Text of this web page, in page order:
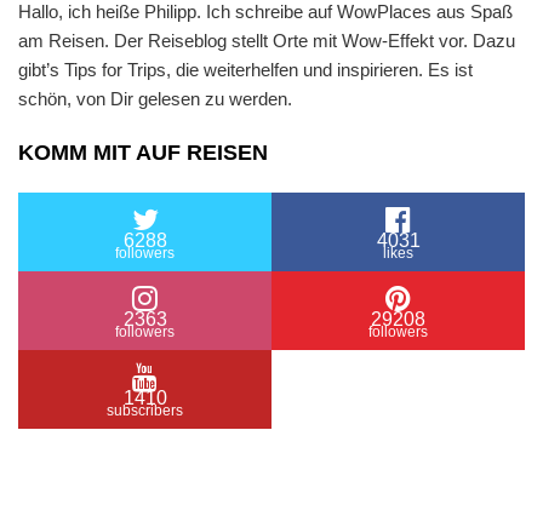
Hallo, ich heiße Philipp. Ich schreibe auf WowPlaces aus Spaß
am Reisen. Der Reiseblog stellt Orte mit Wow-Effekt vor. Dazu
gibt’s Tips for Trips, die weiterhelfen und inspirieren. Es ist
schön, von Dir gelesen zu werden.
KOMM MIT AUF REISEN
6288
followers
4031
likes
2363
followers
29208
followers
1410
subscribers